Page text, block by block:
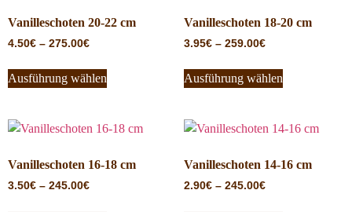
Vanilleschoten 20-22 cm
4.50€ – 275.00€
Ausführung wählen
Vanilleschoten 18-20 cm
3.95€ – 259.00€
Ausführung wählen
Vanilleschoten 16-18 cm
3.50€ – 245.00€
Vanilleschoten 14-16 cm
2.90€ – 245.00€